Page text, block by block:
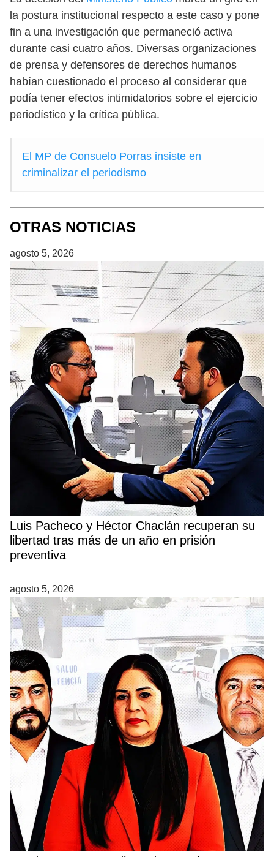
la postura institucional respecto a este caso y pone
fin a una investigación que permaneció activa
durante casi cuatro años. Diversas organizaciones
de prensa y defensores de derechos humanos
habían cuestionado el proceso al considerar que
podía tener efectos intimidatorios sobre el ejercicio
periodístico y la crítica pública.
El MP de Consuelo Porras insiste en
criminalizar el periodismo
OTRAS NOTICIAS
agosto 5, 2026
Luis Pacheco y Héctor Chaclán recuperan su
libertad tras más de un año en prisión
preventiva
agosto 5, 2026